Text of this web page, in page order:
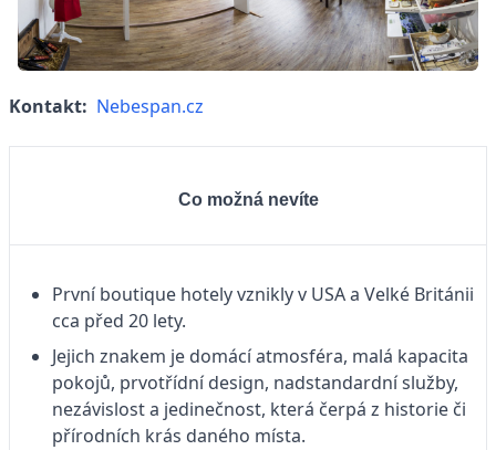
Kontakt: Nebespan.cz
Co možná nevíte
První boutique hotely vznikly v USA a Velké Británii
cca před 20 lety.
Jejich znakem je domácí atmosféra, malá kapacita
pokojů, prvotřídní design, nadstandardní služby,
nezávislost a jedinečnost, která čerpá z historie či
přírodních krás daného místa.